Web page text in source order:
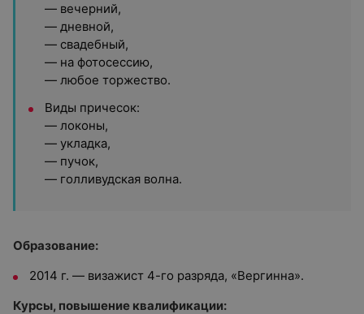
— вечерний,
— дневной,
— свадебный,
— на фотосессию,
— любое торжество.
Виды причесок:
— локоны,
— укладка,
— пучок,
— голливудская волна.
Образование:
2014 г. — визажист 4-го разряда, «Вергинна».
Курсы, повышение квалификации: